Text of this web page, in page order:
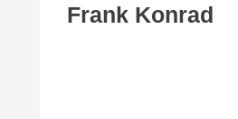
Frank Konrad